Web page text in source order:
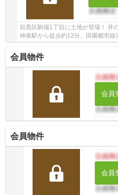
目黒区駒場1丁目に土地が登場！ 井
神泉駅から徒歩約12分、田園都市
3駅利用可能な大変便利な立地に位
会員物件
会員
会員物件
会員